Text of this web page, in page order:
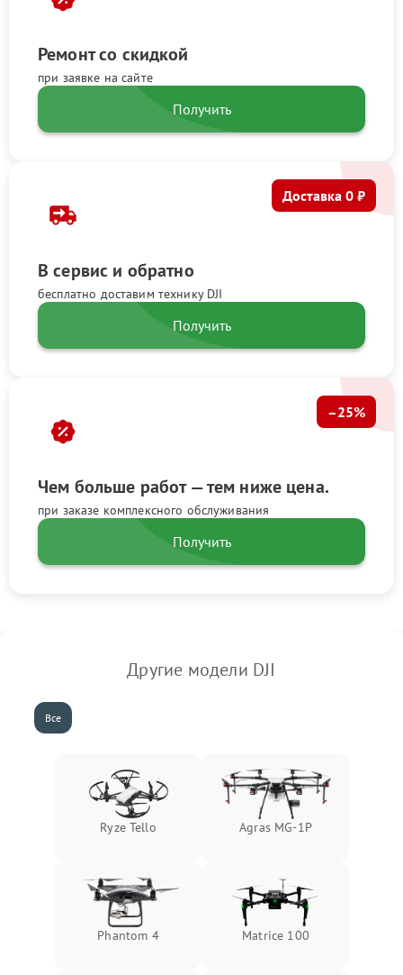
Ремонт со скидкой
при заявке на сайте
Получить
В сервис и обратно
бесплатно доставим технику DJI
Доставка 0 ₽
Получить
Чем больше работ — тем ниже цена.
при заказе комплексного обслуживания
–25%
Получить
Другие модели DJI
Все
Ryze Tello Agras MG-1P
Phantom 4 Matrice 100